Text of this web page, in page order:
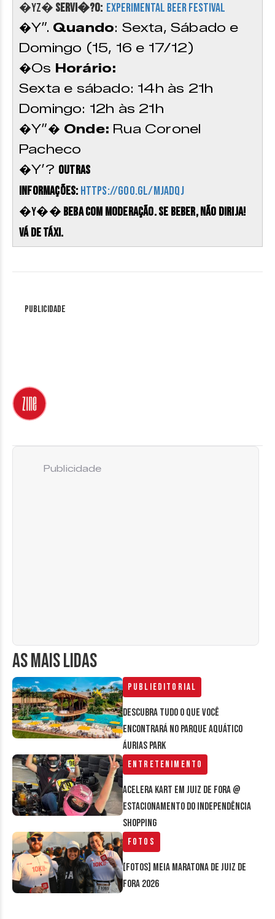
�YZ� SERVI�?O: Experimental Beer Festival
�Y”. Quando: Sexta, Sábado e
Domingo (15, 16 e 17/12)
�Os Horário:
Sexta e sábado: 14h às 21h
Domingo: 12h às 21h
�Y”� Onde: Rua Coronel
Pacheco
�Y’? Outras
informações: https://goo.gl/MJAdqJ
�Y�� Beba com moderação. Se beber, não dirija!
Vá de táxi.
Publicidade
AS MAIS LIDAS
Publieditorial
Descubra tudo o que você
encontrará no parque aquático
Áurias Park
Entretenimento
Acelera Kart em Juiz de Fora @
estacionamento do Independência
Shopping
Fotos
[FOTOS] Meia Maratona de Juiz de
Fora 2026
Publicidade